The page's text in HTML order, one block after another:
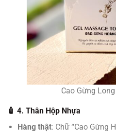
Cao Gừng
🧴 4. Thân Hộp Nhựa
Hàng thật: Chữ “Cao Gừng